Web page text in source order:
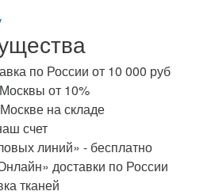
по России от 10 000 руб
от 10%
на складе
счет
линий» - бесплатно
доставки по России
тканей